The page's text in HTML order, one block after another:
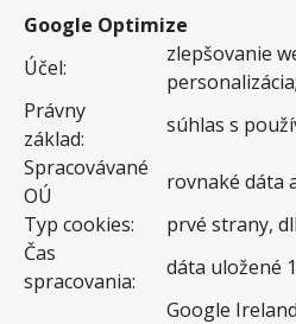
Google Optimize
Účel:
zlepšovanie
personalizácia;
Právny
základ:
súhlas s
Spracovávané
OÚ
rovnaké dáta
Typ cookies:
prvé strany,
Čas
spracovania:
dáta uložené
Google